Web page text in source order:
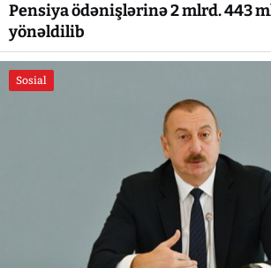
Pensiya ödənişlərinə 2 mlrd. 443
yönəldilib
Sosial